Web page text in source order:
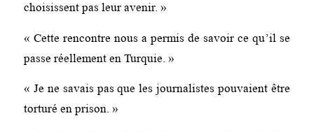
choisissent pas leur avenir. »
« Cette rencontre nous a permis de savoir ce qu’il se
passe réellement en Turquie. »
« Je ne savais pas que les journalistes pouvaient être
torturé en prison. »